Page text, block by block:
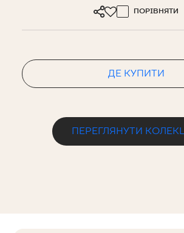
ПОРІВНЯТИ
ДЕ КУПИТИ
ПЕРЕГЛЯНУТИ